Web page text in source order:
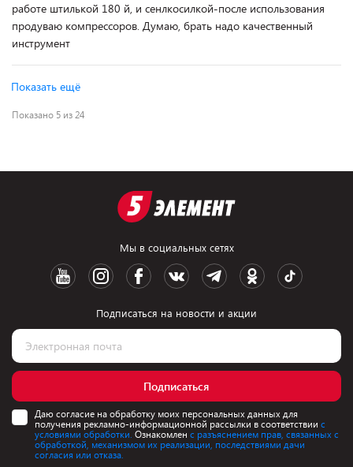
работе штилькой 180 й, и сенлкосилкой-после использования
продуваю компрессоров. Думаю, брать надо качественный
инструмент
Показать ещё
Показано 5 из 24
Мы в социальных сетях
Подписаться на новости и акции
Подписаться
Даю согласие на обработку моих персональных данных для
получения рекламно-информационной рассылки в соответствии с
условиями обработки. Ознакомлен с разъяснением прав, связанных с
обработкой, механизмом их реализации, последствиями дачи
согласия или отказа.